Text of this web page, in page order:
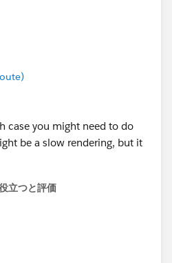
case you might need to do
be a slow rendering, but it
立つと評価